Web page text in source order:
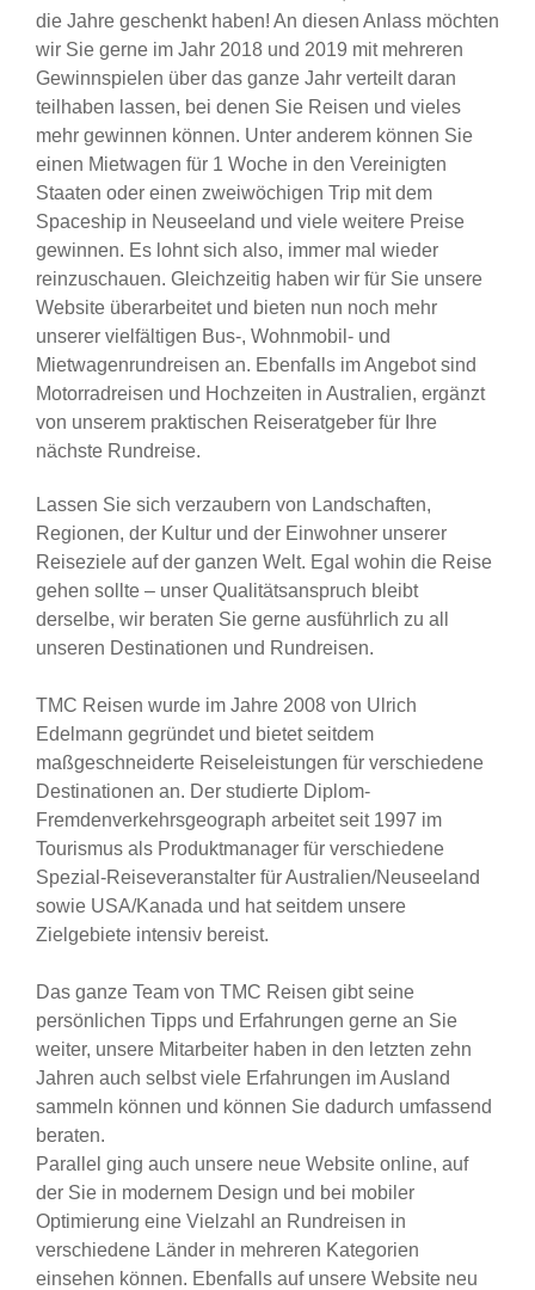
die Jahre geschenkt haben! An diesen Anlass möchten
wir Sie gerne im Jahr 2018 und 2019 mit mehreren
Gewinnspielen über das ganze Jahr verteilt daran
teilhaben lassen, bei denen Sie Reisen und vieles
mehr gewinnen können. Unter anderem können Sie
einen Mietwagen für 1 Woche in den Vereinigten
Staaten oder einen zweiwöchigen Trip mit dem
Spaceship in Neuseeland und viele weitere Preise
gewinnen. Es lohnt sich also, immer mal wieder
reinzuschauen. Gleichzeitig haben wir für Sie unsere
Website überarbeitet und bieten nun noch mehr
unserer vielfältigen Bus-, Wohnmobil- und
Mietwagenrundreisen an. Ebenfalls im Angebot sind
Motorradreisen und Hochzeiten in Australien, ergänzt
von unserem praktischen Reiseratgeber für Ihre
nächste Rundreise.
Lassen Sie sich verzaubern von Landschaften,
Regionen, der Kultur und der Einwohner unserer
Reiseziele auf der ganzen Welt. Egal wohin die Reise
gehen sollte – unser Qualitätsanspruch bleibt
derselbe, wir beraten Sie gerne ausführlich zu all
unseren Destinationen und Rundreisen.
TMC Reisen wurde im Jahre 2008 von Ulrich
Edelmann gegründet und bietet seitdem
maßgeschneiderte Reiseleistungen für verschiedene
Destinationen an. Der studierte Diplom-
Fremdenverkehrsgeograph arbeitet seit 1997 im
Tourismus als Produktmanager für verschiedene
Spezial-Reiseveranstalter für Australien/Neuseeland
sowie USA/Kanada und hat seitdem unsere
Zielgebiete intensiv bereist.
Das ganze Team von TMC Reisen gibt seine
persönlichen Tipps und Erfahrungen gerne an Sie
weiter, unsere Mitarbeiter haben in den letzten zehn
Jahren auch selbst viele Erfahrungen im Ausland
sammeln können und können Sie dadurch umfassend
beraten.
Parallel ging auch unsere neue Website online, auf
der Sie in modernem Design und bei mobiler
Optimierung eine Vielzahl an Rundreisen in
verschiedene Länder in mehreren Kategorien
einsehen können. Ebenfalls auf unsere Website neu